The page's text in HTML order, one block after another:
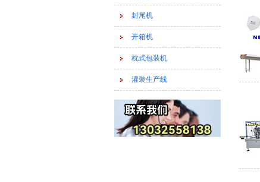
封尾机
开箱机
枕式包装机
灌装生产线